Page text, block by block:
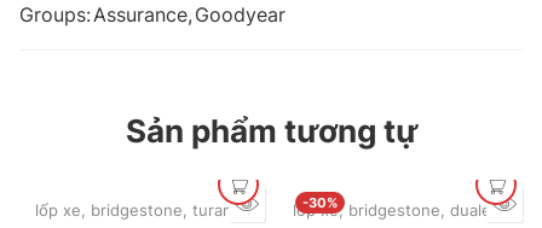
Groups:Assurance, Goodyear
Sản phẩm tương tự
lốp xe, bridgestone, turanza , mới nhất
-30%
lốp xe, bridgestone, dualer